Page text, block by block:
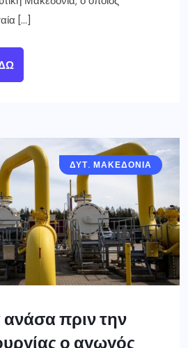
[…]
ΔΥΤ. ΜΑΚΕΔΟΝΙΑ
πριν την
ο αγωγός